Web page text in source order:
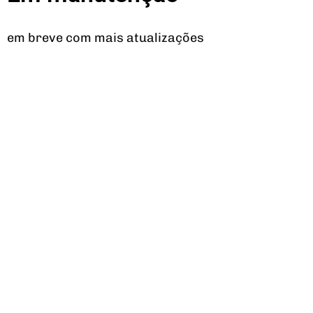
em breve com mais atualizações